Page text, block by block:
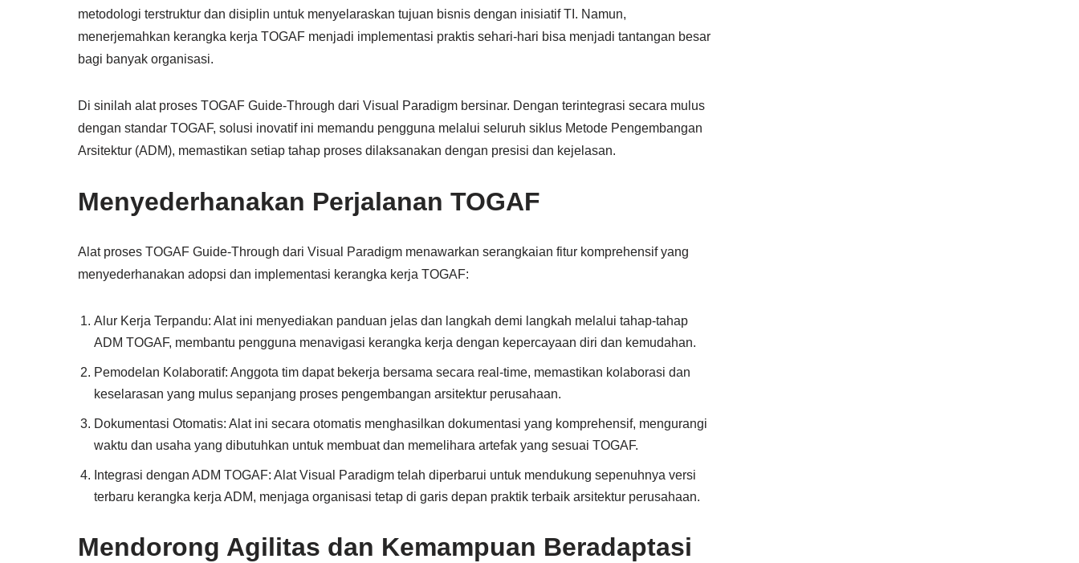
metodologi terstruktur dan disiplin untuk menyelaraskan tujuan bisnis dengan inisiatif TI. Namun,
menerjemahkan kerangka kerja TOGAF menjadi implementasi praktis sehari-hari bisa menjadi tantangan besar
bagi banyak organisasi.
Di sinilah alat proses TOGAF Guide-Through dari Visual Paradigm bersinar. Dengan terintegrasi secara mulus
dengan standar TOGAF, solusi inovatif ini memandu pengguna melalui seluruh siklus Metode Pengembangan
Arsitektur (ADM), memastikan setiap tahap proses dilaksanakan dengan presisi dan kejelasan.
Menyederhanakan Perjalanan TOGAF
Alat proses TOGAF Guide-Through dari Visual Paradigm menawarkan serangkaian fitur komprehensif yang
menyederhanakan adopsi dan implementasi kerangka kerja TOGAF:
Alur Kerja Terpandu: Alat ini menyediakan panduan jelas dan langkah demi langkah melalui tahap-tahap
ADM TOGAF, membantu pengguna menavigasi kerangka kerja dengan kepercayaan diri dan kemudahan.
Pemodelan Kolaboratif: Anggota tim dapat bekerja bersama secara real-time, memastikan kolaborasi dan
keselarasan yang mulus sepanjang proses pengembangan arsitektur perusahaan.
Dokumentasi Otomatis: Alat ini secara otomatis menghasilkan dokumentasi yang komprehensif, mengurangi
waktu dan usaha yang dibutuhkan untuk membuat dan memelihara artefak yang sesuai TOGAF.
Integrasi dengan ADM TOGAF: Alat Visual Paradigm telah diperbarui untuk mendukung sepenuhnya versi
terbaru kerangka kerja ADM, menjaga organisasi tetap di garis depan praktik terbaik arsitektur perusahaan.
Mendorong Agilitas dan Kemampuan Beradaptasi